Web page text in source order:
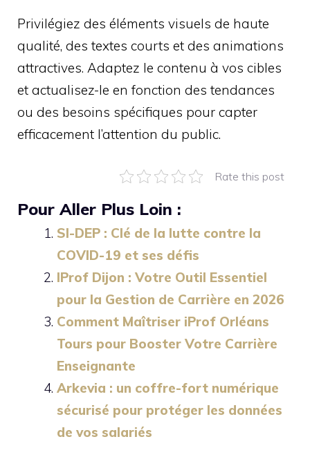
Privilégiez des éléments visuels de haute
qualité, des textes courts et des animations
attractives. Adaptez le contenu à vos cibles
et actualisez-le en fonction des tendances
ou des besoins spécifiques pour capter
efficacement l’attention du public.
Rate this post
Pour Aller Plus Loin :
SI-DEP : Clé de la lutte contre la
COVID-19 et ses défis
IProf Dijon : Votre Outil Essentiel
pour la Gestion de Carrière en 2026
Comment Maîtriser iProf Orléans
Tours pour Booster Votre Carrière
Enseignante
Arkevia : un coffre-fort numérique
sécurisé pour protéger les données
de vos salariés